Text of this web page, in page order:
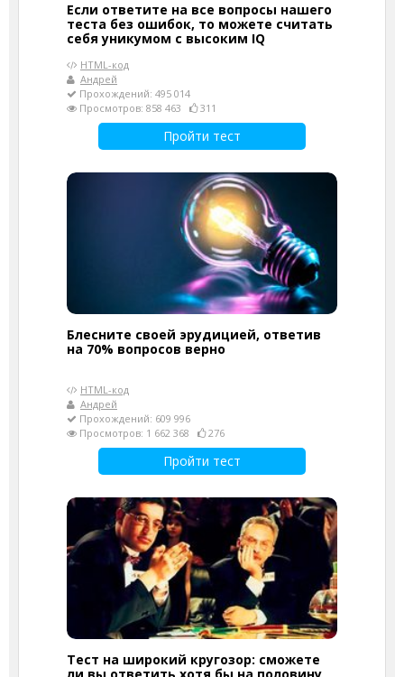
Если ответите на все вопросы нашего
теста без ошибок, то можете считать
себя уникумом с высоким IQ
HTML-код
Андрей
Прохождений: 495 014
Просмотров: 858 463
311
Пройти тест
Блесните своей эрудицией, ответив
на 70% вопросов верно
HTML-код
Андрей
Прохождений: 609 996
Просмотров: 1 662 368
276
Пройти тест
Тест на широкий кругозор: сможете